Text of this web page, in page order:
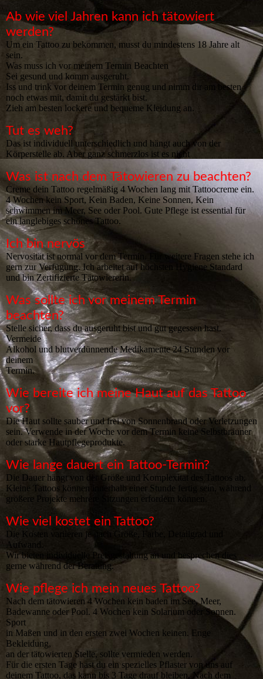
Ab wie viel Jahren kann ich tätowiert
werden?
Um ein Tattoo zu bekommen, musst du mindestens 18 Jahre alt
sein.
Was muss ich vor meinem Termin Beachten
Sei gesund und komm ausgeruht.
Iss und trink vor deinem Termin genug und nimm dir am besten
noch etwas mit, damit du gestärkt bist.
Zieh am besten lockere und bequeme Kleidung an.
Tut es weh?
Das ist individuell unterschiedlich und hängt auch von der
Körperstelle ab. Aber ganz schmerzlos ist es nicht
Was ist nach dem Tätowieren zu beachten?
Creme dein Tattoo regelmäßig 4 Wochen lang mit Tattoocreme ein.
4 Wochen kein Sport, Kein Baden, Keine Sonnen, Kein
schwimmen im Meer, See oder Pool. Gute Pflege ist essential für
ein langlebiges schönes Tattoo.
Ich bin nervös
Nervosität ist normal vor dem Termin. Für weitere Fragen stehe ich
gern zur Verfügung. Ich arbeitet auf höchsten Hygiene Standard
und bin Zertifizierte Tätowiererin.
Was sollte ich vor meinem Termin
beachten?
Stelle sicher, dass du ausgeruht bist und gut gegessen hast.
Vermeide
Alkohol und blutverdünnende Medikamente 24 Stunden vor
deinem
Termin.
Wie bereite ich meine Haut auf das Tattoo
vor?
Die Haut sollte sauber und frei von Sonnenbrand oder Verletzungen
sein. Verwende in der Woche vor dem Termin keine Selbstbräuner
oder starke Hautpflegeprodukte.
Wie lange dauert ein Tattoo-Termin?
Die Dauer hängt von der Größe und Komplexität des Tattoos ab.
Kleine Tattoos können innerhalb einer Stunde fertig sein, während
größere Projekte mehrere Sitzungen erfordern können.
Wie viel kostet ein Tattoo?
Die Kosten variieren je nach Größe, Farbe, Detailgrad und
Aufwand.
Wir bieten individuelle Preisgestaltung an und besprechen dies
gerne während der Beratung.
Wie pflege ich mein neues Tattoo?
Nach dem tätowieren 4 Wochen kein baden im See, Meer,
Badewanne oder Pool. 4 Wochen kein Solarium oder Sonnen.
Sport
in Maßen und in den ersten zwei Wochen keinen. Enge
Bekleidung,
an der tätowierten Stelle, sollte vermieden werden.
Für die ersten Tage hast du ein spezielles Pflaster von uns auf
deinem Tattoo, das kann bis 3 Tage drauf bleiben. Nach dem